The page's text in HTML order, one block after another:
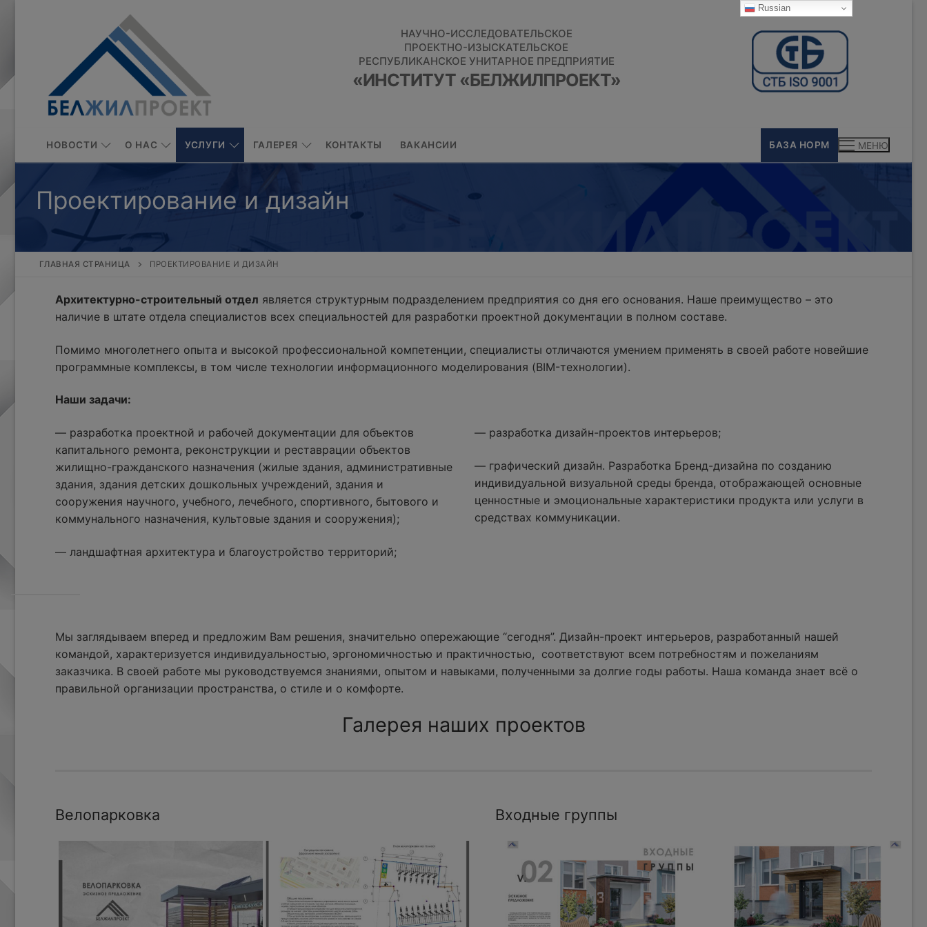
НАУЧНО-ИССЛЕДОВАТЕЛЬСКОЕ
ПРОЕКТНО-ИЗЫСКАТЕЛЬСКОЕ
РЕСПУБЛИКАНСКОЕ УНИТАРНОЕ ПРЕДПРИЯТИЕ
«ИНСТИТУТ «БЕЛЖИЛПРОЕКТ»
НОВОСТИ О НАС УСЛУГИ ГАЛЕРЕЯ КОНТАКТЫ ВАКАНСИИ БАЗА НОРМ МЕНЮ
Проектирование и дизайн
ГЛАВНАЯ СТРАНИЦА ПРОЕКТИРОВАНИЕ И ДИЗАЙН
Архитектурно-строительный отдел является структурным подразделением предприятия со дня его основания. Наше преимущество – это
наличие в штате отдела специалистов всех специальностей для разработки проектной документации в полном составе.
Помимо многолетнего опыта и высокой профессиональной компетенции, специалисты отличаются умением применять в своей работе новейшие
программные комплексы, в том числе технологии информационного моделирования (BIM-технологии).
Наши задачи:
— разработка проектной и рабочей документации для объектов
капитального ремонта, реконструкции и реставрации объектов
жилищно-гражданского назначения (жилые здания, административные
здания, здания детских дошкольных учреждений, здания и
сооружения научного, учебного, лечебного, спортивного, бытового и
коммунального назначения, культовые здания и сооружения);
— ландшафтная архитектура и благоустройство территорий;
— разработка дизайн-проектов интерьеров;
— графический дизайн. Разработка Бренд-дизайна по созданию
индивидуальной визуальной среды бренда, отображающей основные
ценностные и эмоциональные характеристики продукта или услуги в
средствах коммуникации.
Мы заглядываем вперед и предложим Вам решения, значительно опережающие “сегодня”. Дизайн-проект интерьеров, разработанный нашей
командой, характеризуется индивидуальностью, эргономичностью и практичностью, соответствуют всем потребностям и пожеланиям
заказчика. В своей работе мы руководствуемся знаниями, опытом и навыками, полученными за долгие годы работы. Наша команда знает всё о
правильной организации пространства, о стиле и о комфорте.
Галерея наших проектов
Велопарковка Входные группы
Russian